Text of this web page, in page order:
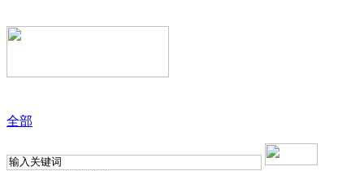
全部